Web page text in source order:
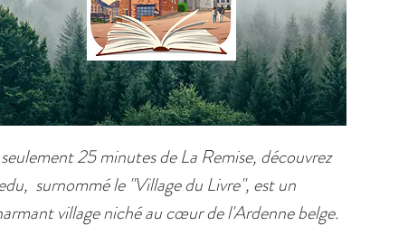
25 minutes de La Remise, découvrez
surnommé le "Village du Livre", est un
village niché au cœur de l'Ardenne belge.